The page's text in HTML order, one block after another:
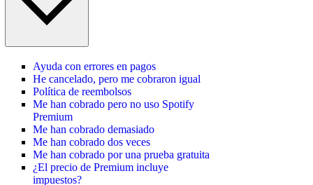
Ayuda con errores en pagos
He cancelado, pero me cobraron igual
Política de reembolsos
Me han cobrado pero no uso Spotify
Premium
Me han cobrado demasiado
Me han cobrado dos veces
Me han cobrado por una prueba gratuita
¿El precio de Premium incluye
impuestos?